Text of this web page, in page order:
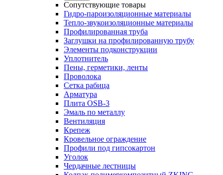
Сопутствующие товары
Гидро-пароизоляционные материалы
Тепло-звукоизоляционные материалы
Профилированная труба
Заглушки на профилированную трубу
Элементы подконструкции
Уплотнитель
Пены, герметики, ленты
Проволока
Сетка рабица
Арматура
Плита OSB-3
Эмаль по металлу
Вентиляция
Крепеж
Кровельное ограждение
Профили под гипсокартон
Уголок
Чердачные лестницы